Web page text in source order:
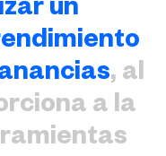
un
, al
a la